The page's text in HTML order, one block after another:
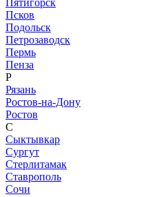
Псков
Подольск
Петрозаводск
Пермь
Пенза
Р
Рязань
Ростов-на-Дону
Ростов
С
Сыктывкар
Сургут
Стерлитамак
Ставрополь
Сочи